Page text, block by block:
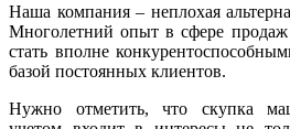
Наша компания – неплохая
Многолетний опыт в сфере
стать вполне
базой постоянных клиентов.
Нужно отметить, что скупка